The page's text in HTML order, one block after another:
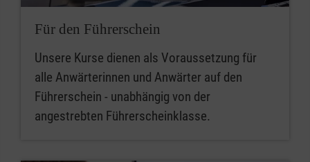
Für den Führerschein
Unsere Kurse dienen als Voraussetzung für
alle Anwärterinnen und Anwärter auf den
Führerschein - unabhängig von der
angestrebten Führerscheinklasse.